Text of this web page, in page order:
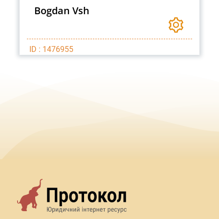
Bogdan Vsh
ID : 1476955